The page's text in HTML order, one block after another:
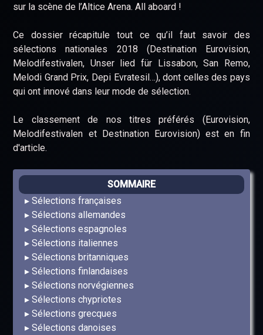
sur la scène de l’Altice Arena. All aboard !
Ce dossier récapitule tout ce qu’il faut savoir des
sélections nationales 2018 (Destination Eurovision,
Melodifestivalen, Unser lied für Lissabon, San Remo,
Melodi Grand Prix, Depi Evratesil…), dont celles des pays
qui ont innové dans leur mode de sélection.
Le classement de nos titres préférés (Eurovision,
Melodifestivalen et Destination Eurovision) est en fin
d'article.
SOMMAIRE
Sélections françaises
Sélections allemandes
Sélections espagnoles
Sélections italiennes
Sélections britanniques
Sélections finlandaises
Sélections norvégiennes
Sélections chypriotes
Sélections grecques
Sélections danoises